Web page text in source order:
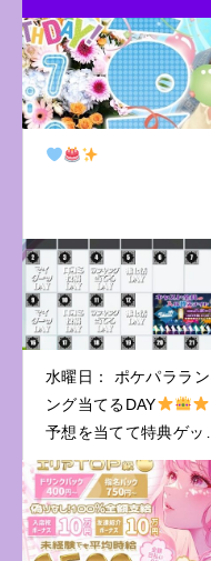
水曜日： ポケパララ
ング当てるDAY
予想を当てて特典ゲット
♪